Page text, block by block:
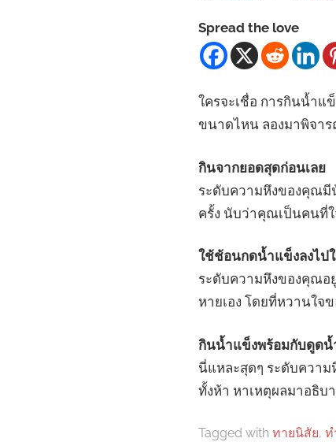
Spread the love
ใครจะเชื่อ การกินน้ำแ
ขนาดไหน ลองมาพิจาร
กินจากยอดสุดก่อนเลย
ระดับความหึงของคุณมี
ครั้ง นับว่าคุณเป็นคนที่ใ
ใช้ช้อนกดน้ำแข็งลงไป
ระดับความหึงของคุณอ
หายเอง โดยที่หวานใจ
กินน้ำแข็งพร้อมกับดูดน้
นี่แหละสุดๆ ระดับควา
ทั้งห้า หาเหตุผลมาอธิบ
Tagged with ทายนิสัย, ท